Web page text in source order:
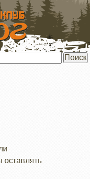
оставлять